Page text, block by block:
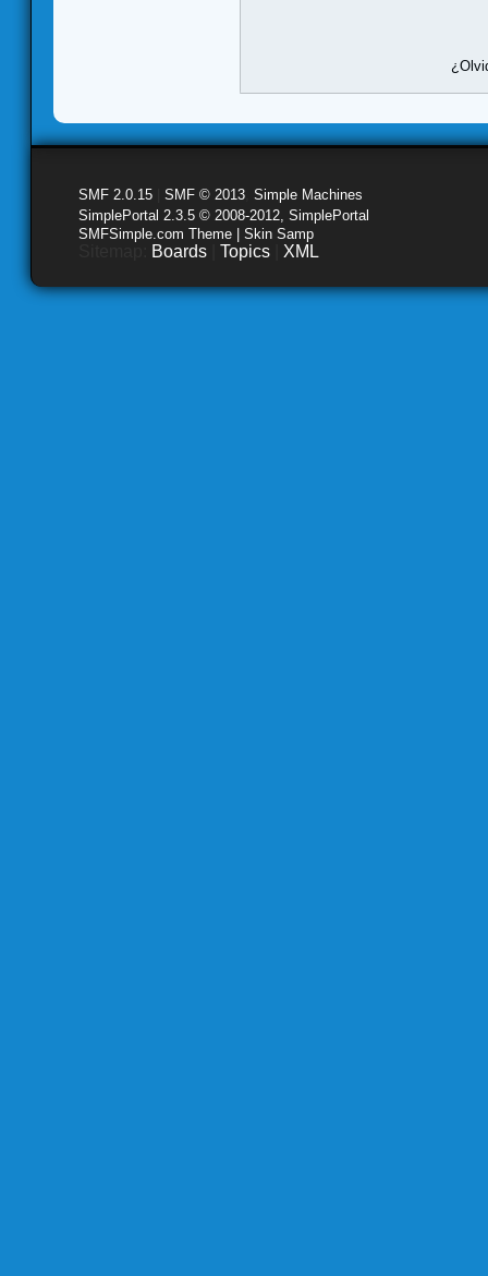
SMF 2.0.15 SMF © 2013 Simple Machines
SimplePortal 2.3.5 © 2008-2012, SimplePortal
SMFSimple.com Theme | Skin Samp
Boards Topics XML